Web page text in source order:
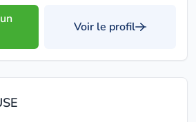
Voir le profil